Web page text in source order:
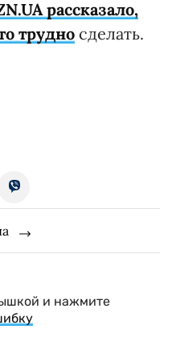
рассказало,
трудно сделать.
и нажмите